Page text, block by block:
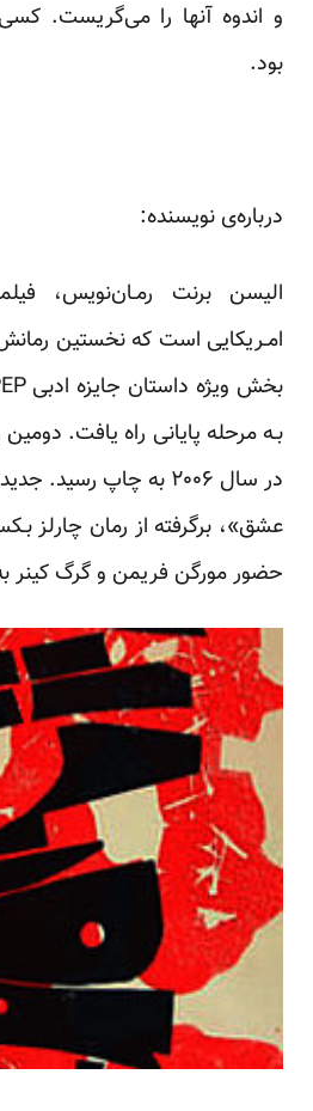
و اندوه آنها را می‌گریست.
بود.
درباره‌ی نویسنده:
الیسن‌ برنت‌ رمـان‌نویس،
امـریکایی است که نخستین
بـه مرحله پایانی راه یافت.
در‌ سال‌ ۲۰۰۶ به چاپ
عشق»، برگرفته از رمان چارلز
حضور مورگن فریمن و گرگ کینر